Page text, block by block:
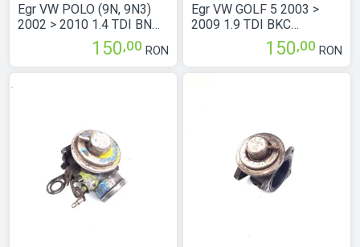
Egr VW POLO (9N, 9N3)
2002 > 2010 1.4 TDI BNM
Motorina 045131501F
150,00 RON
Egr VW GOLF 5 2003 >
2009 1.9 TDI BKC
Motorina 038129637D
150,00 RON